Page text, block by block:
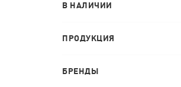
В НАЛИЧИИ
ПРОДУКЦИЯ
БРЕНДЫ